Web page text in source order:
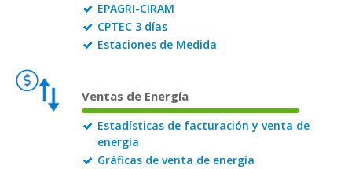
EPAGRI-CIRAM
CPTEC 3 días
Estaciones de Medida
Ventas de Energía
Estadísticas de facturación y venta de
energìa
Gráficas de venta de energía